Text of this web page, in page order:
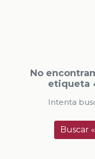
No
etiqueta
Intenta
Buscar